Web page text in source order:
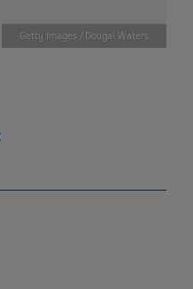
Getty Images / Dougal Waters